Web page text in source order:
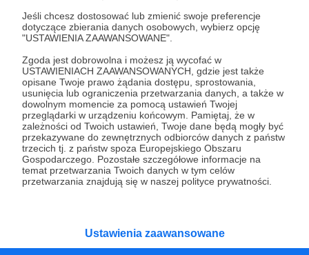
Jeśli chcesz dostosować lub zmienić swoje preferencje
dotyczące zbierania danych osobowych, wybierz opcję
"USTAWIENIA ZAAWANSOWANE".
Zgoda jest dobrowolna i możesz ją wycofać w
USTAWIENIACH ZAAWANSOWANYCH, gdzie jest także
opisane Twoje prawo żądania dostępu, sprostowania,
usunięcia lub ograniczenia przetwarzania danych, a także w
dowolnym momencie za pomocą ustawień Twojej
przeglądarki w urządzeniu końcowym. Pamiętaj, że w
zależności od Twoich ustawień, Twoje dane będą mogły być
przekazywane do zewnętrznych odbiorców danych z państw
trzecich tj. z państw spoza Europejskiego Obszaru
Gospodarczego. Pozostałe szczegółowe informacje na
temat przetwarzania Twoich danych w tym celów
przetwarzania znajdują się w naszej polityce prywatności.
Ustawienia zaawansowane
W każdym (polskim) mieście live
Udostępnij
Zobacz profil autora